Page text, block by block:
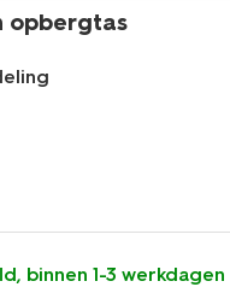
opbergtas
binnen 1-3 werkdagen